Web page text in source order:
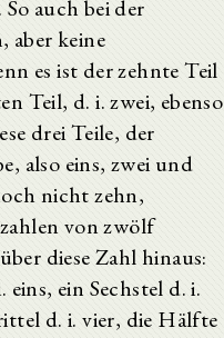
auch bei der
aber keine
es ist der zehnte Teil
Teil, d. i. zwei, ebenso
drei Teile, der
also eins, zwei und
nicht zehn,
von zwölf
diese Zahl hinaus:
ein Sechstel d. i.
d. i. vier, die Hälfte